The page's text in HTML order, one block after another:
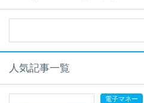
人気記事一覧
電子マネー